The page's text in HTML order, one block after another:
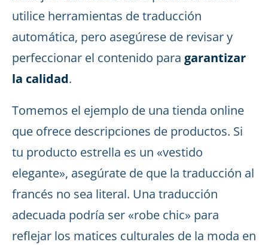
utilice herramientas de traducción
automática, pero asegúrese de revisar y
perfeccionar el contenido para garantizar
la calidad.
Tomemos el ejemplo de una tienda online
que ofrece descripciones de productos. Si
tu producto estrella es un «vestido
elegante», asegúrate de que la traducción al
francés no sea literal. Una traducción
adecuada podría ser «robe chic» para
reflejar los matices culturales de la moda en